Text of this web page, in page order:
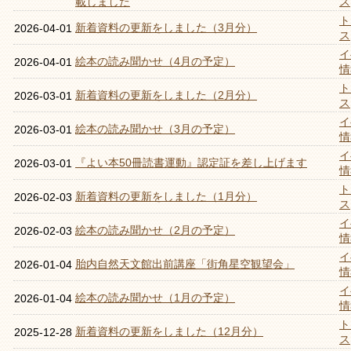
2026-04-01 新着資料の更新をしました（3月分）
ス
2026-04-01 絵本の読み聞かせ（4月の予定）
2026-03-01 新着資料の更新をしました（2月分）
ス
2026-03-01 絵本の読み聞かせ（3月の予定）
2026-03-01 『よい本50冊読書運動』認定証を差し上げます
2026-02-03 新着資料の更新をしました（1月分）
ス
2026-02-03 絵本の読み聞かせ（2月の予定）
2026-01-04 胎内自然天文館出前講座「街角星空観望会」
2026-01-04 絵本の読み聞かせ（1月の予定）
2025-12-28 新着資料の更新をしました（12月分）
ス